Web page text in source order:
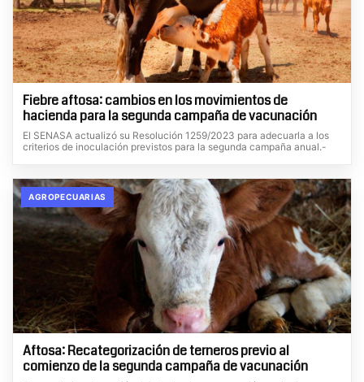
Fiebre aftosa: cambios en los movimientos de
hacienda para la segunda campaña de vacunación
El SENASA actualizó su Resolución 1259/2023 para adecuarla a los
criterios de inoculación previstos para la segunda campaña anual.-
AGROPECUARIAS
Aftosa: Recategorización de terneros previo al
comienzo de la segunda campaña de vacunación